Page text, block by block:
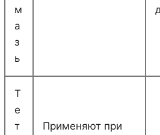
м
а
з
ь
Т
е
т
Применяют при